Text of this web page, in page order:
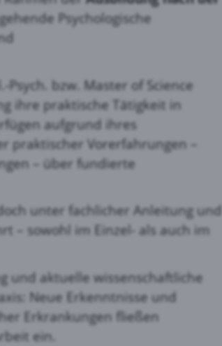
Psychologische
bzw. Master of Science
ihre praktische Tätigkeit in
aufgrund ihres
praktischer Vorerfahrungen –
– über fundierte
unter fachlicher Anleitung und
– sowohl im Einzel- als auch im
und aktuelle wissenschaftliche
Neue Erkenntnisse und
Erkrankungen fließen
ein.